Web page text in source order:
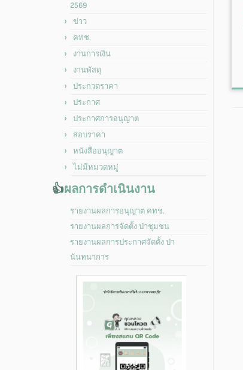
2569
ข่าว
คทช.
งานการเงิน
งานพัสดุ
ประกวดราคา
ประกาศ
ประกาศการอนุญาต
สอบราคา
หนังสืออนุญาต
ไม่มีหมวดหมู่
👍ผลการดำเนินงาน
รายงานผลการอนุญาต คทช.
รายงานผลการจัดตั้ง ป่าชุมชน
รายงานผลการประกาศจัดตั้ง ป่า
นันทนาการ